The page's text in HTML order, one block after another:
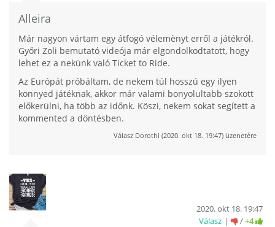
Alleira
Már nagyon vártam egy átfogó vélemènyt erről a játékról.
Győri Zoli bemutató videója már elgondolkodtatott, hogy
lehet ez a nekünk való Ticket to Ride.
Az Európát próbáltam, de nekem túl hosszú egy ilyen
könnyed játéknak, akkor már valami bonyolultabb szokott
előkerülni, ha több az időnk. Köszi, nekem sokat segített a
kommented a döntésben.
Válasz Dorothi (2020. okt 18. 19:47) üzenetére
2020. okt 18. 19:47
Válasz
/+4